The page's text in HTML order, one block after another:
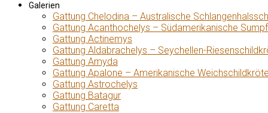
Galerien
Gattung Chelodina – Australische
Gattung Acanthochelys – Südamerikanische
Gattung Actinemys
Gattung Aldabrachelys – Seychellen-
Gattung Amyda
Gattung Apalone – Amerikanische
Gattung Astrochelys
Gattung Batagur
Gattung Caretta